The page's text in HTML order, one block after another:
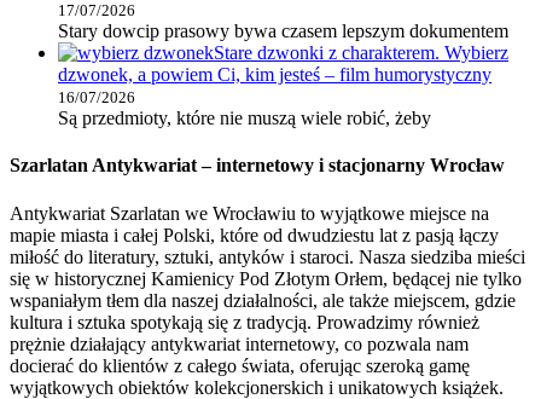
17/07/2026
Stary dowcip prasowy bywa czasem lepszym dokumentem
Stare dzwonki z charakterem. Wybierz
dzwonek, a powiem Ci, kim jesteś – film humorystyczny
16/07/2026
Są przedmioty, które nie muszą wiele robić, żeby
Szarlatan Antykwariat – internetowy i stacjonarny Wrocław
Antykwariat Szarlatan we Wrocławiu to wyjątkowe miejsce na
mapie miasta i całej Polski, które od dwudziestu lat z pasją łączy
miłość do literatury, sztuki, antyków i staroci. Nasza siedziba mieści
się w historycznej Kamienicy Pod Złotym Orłem, będącej nie tylko
wspaniałym tłem dla naszej działalności, ale także miejscem, gdzie
kultura i sztuka spotykają się z tradycją. Prowadzimy również
prężnie działający antykwariat internetowy, co pozwala nam
docierać do klientów z całego świata, oferując szeroką gamę
wyjątkowych obiektów kolekcjonerskich i unikatowych książek.